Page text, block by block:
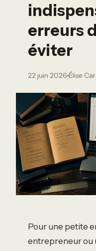
erreurs
éviter
22 juin 2026
·
Élise
Pour une petite
entrepreneur ou